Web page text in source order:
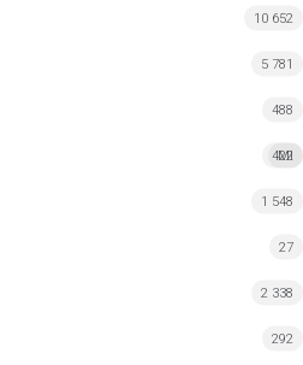
10 652
5 781
488
MI
422
1 548
27
2 338
292